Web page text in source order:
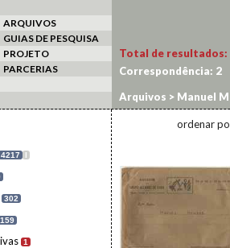
ARQUIVOS
GUIAS DE PESQUISA
PROJETO
PARCERIAS
4217 I
302
159
1
Total de resultados:
Correspondência: 2
Arquivos > Manuel
ordenar